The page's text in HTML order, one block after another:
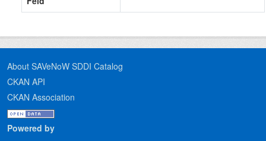
About SAVeNoW SDDI Catalog
CKAN API
CKAN Association
Powered by